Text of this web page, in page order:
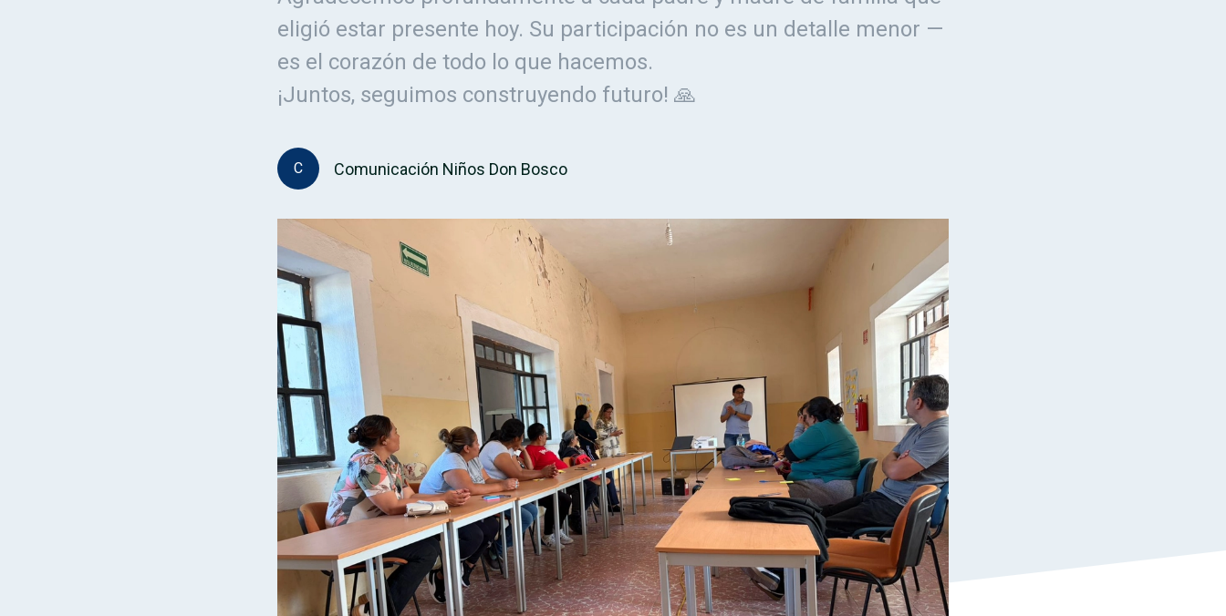
eligió estar presente hoy. Su participación no es un detalle menor —
es el corazón de todo lo que hacemos.
¡Juntos, seguimos construyendo futuro! 🙏
C Comunicación Niños Don Bosco